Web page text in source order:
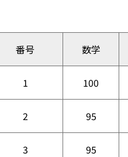
番号 数学
1 100
2 95
3 95